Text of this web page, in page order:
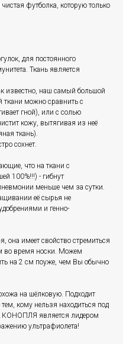
футболка, которую только
для постоянного
Ткань является
известно, наш самый большой
ткани можно сравнить с
гной), или с солью
кожу, вытягивая из неё
ткань).
сохнет.
что на ткани с
100%!!!) - гибнут
меньше чем за сутки.
её сырья не
и генно-
она имеет свойство стремиться
во время носки. Можем
на 2 см поуже, чем Вы обычно
на шёлковую. Подходит
кому нельзя находиться под
КОНОПЛЯ является лидером
ультрафиолета!